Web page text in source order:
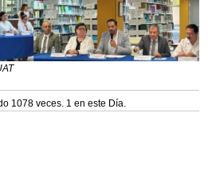
1078 veces. 1 en este Día.